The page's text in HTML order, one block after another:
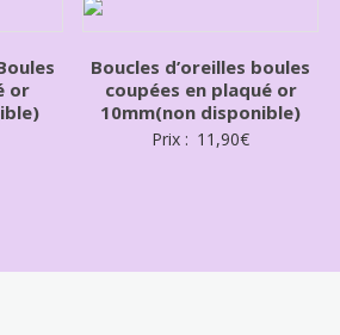
or
Boucles d’oreilles boules
coupées en plaqué or
10mm(non disponible)
Prix : 11,90€